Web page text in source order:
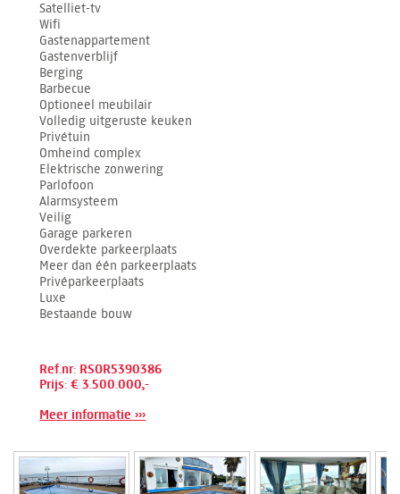
Satelliet-tv
Wifi
Gastenappartement
Gastenverblijf
Berging
Barbecue
Optioneel meubilair
Volledig uitgeruste keuken
Privétuin
Omheind complex
Elektrische zonwering
Parlofoon
Alarmsysteem
Veilig
Garage parkeren
Overdekte parkeerplaats
Meer dan één parkeerplaats
Privéparkeerplaats
Luxe
Bestaande bouw
Ref.nr: RSOR5390386
Prijs: € 3.500.000,-
Meer informatie ›››